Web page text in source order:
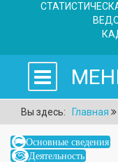
Вы здесь: Главная
Основные сведения
Деятельность